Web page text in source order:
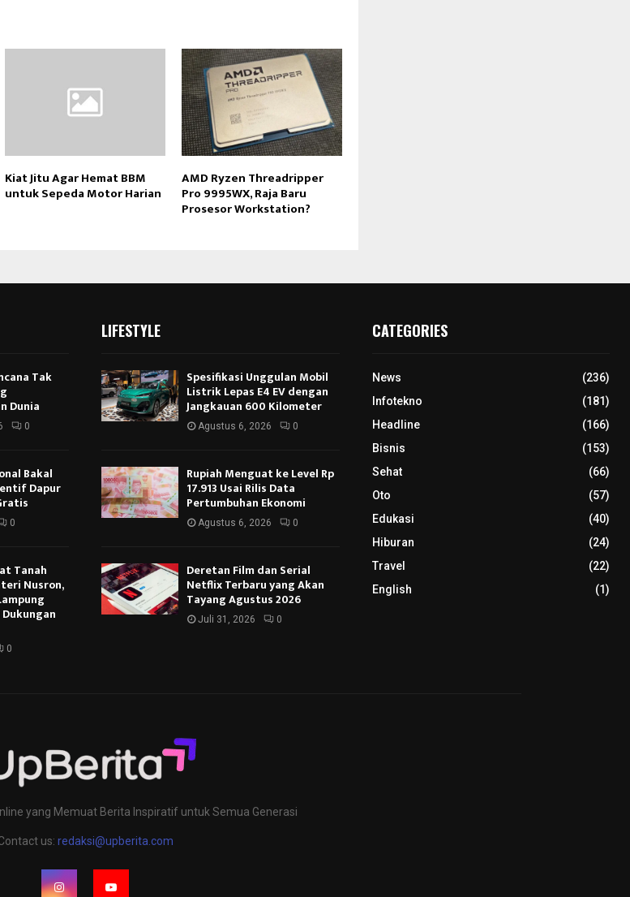
Kiat Jitu Agar Hemat BBM
untuk Sepeda Motor Harian
AMD Ryzen Threadripper
Pro 9995WX, Raja Baru
Prosesor Workstation?
Tak
Dunia
0
Bakal
Dapur
0
Tanah
Nusron,
0
LIFESTYLE
Spesifikasi Unggulan Mobil
Listrik Lepas E4 EV dengan
Jangkauan 600 Kilometer
Agustus 6, 2026 0
Rupiah Menguat ke Level Rp
17.913 Usai Rilis Data
Pertumbuhan Ekonomi
Agustus 6, 2026 0
Deretan Film dan Serial
Netflix Terbaru yang Akan
Tayang Agustus 2026
Juli 31, 2026 0
CATEGORIES
News
(236)
Infotekno
(181)
Headline
(166)
Bisnis
(153)
Sehat
(66)
Oto
(57)
Edukasi
(40)
Hiburan
(24)
Travel
(22)
English
(1)
yang Memuat Berita Inspiratif untuk Semua Generasi
us: redaksi@upberita.com